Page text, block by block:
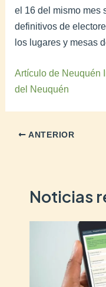
el 16 del mismo mes
definitivos de
los lugares y mesas
Artículo de Neuquén
del Neuquén
ANTERIOR
Noticias